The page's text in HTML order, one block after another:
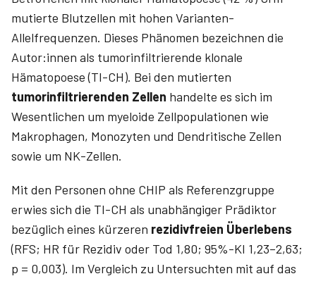
mutierte Blutzellen mit hohen Varianten-
Allelfrequenzen. Dieses Phänomen bezeichnen die
Autor:innen als tumorinfiltrierende klonale
Hämatopoese (TI-CH). Bei den mutierten
tumorinfiltrierenden Zellen handelte es sich im
Wesentlichen um myeloide Zellpopulationen wie
Makrophagen, Monozyten und Dendritische Zellen
sowie um NK-Zellen.
Mit den Personen ohne CHIP als Referenzgruppe
erwies sich die TI-CH als unabhängiger Prädiktor
bezüglich eines kürzeren rezidivfreien Überlebens
(RFS; HR für Rezidiv oder Tod 1,80; 95%-KI 1,23–2,63;
p = 0,003). Im Vergleich zu Untersuchten mit auf das